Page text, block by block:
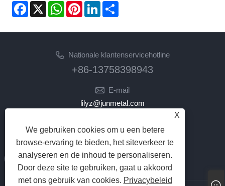
Facebook
X WhatsAppPinterestLinkedIn
Nationale klantenservicehotline
+86-13758398943
E-mail
lilyz@junmetal.com
X
We gebruiken cookies om u een betere
browse-ervaring te bieden, het siteverkeer te
analyseren en de inhoud te personaliseren.
Door deze site te gebruiken, gaat u akkoord
met ons gebruik van cookies. Privacybeleid